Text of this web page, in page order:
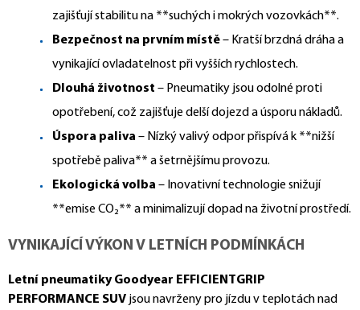
zajišťují stabilitu na **suchých i mokrých vozovkách**.
Bezpečnost na prvním místě– Kratší brzdná dráha a
vynikající ovladatelnost při vyšších rychlostech.
Dlouhá životnost – Pneumatiky jsou odolné proti
opotřebení, což zajišťuje delší dojezd a úsporu nákladů.
Úspora paliva – Nízký valivý odpor přispívá k **nižší
spotřebě paliva** a šetrnějšímu provozu.
Ekologická volba – Inovativní technologie snižují
**emise CO₂** a minimalizují dopad na životní prostředí.
VYNIKAJÍCÍ VÝKON V LETNÍCH PODMÍNKÁCH
Letní pneumatiky Goodyear EFFICIENTGRIP
PERFORMANCE SUV jsou navrženy pro jízdu v teplotách nad